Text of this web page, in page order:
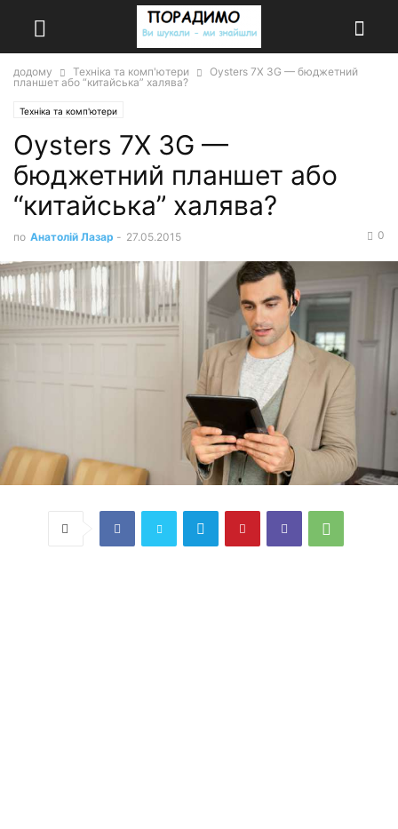
додому Техніка та комп'ютери
Oysters 7X 3G — бюджетний
планшет або “китайська” халява?
Техніка та комп'ютери
Oysters 7X 3G —
бюджетний планшет або
“китайська” халява?
по Анатолій Лазар - 27.05.2015 0